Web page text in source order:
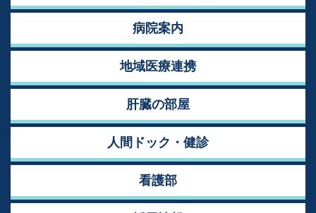
病院案内
地域医療連携
肝臓の部屋
人間ドック・健診
看護部